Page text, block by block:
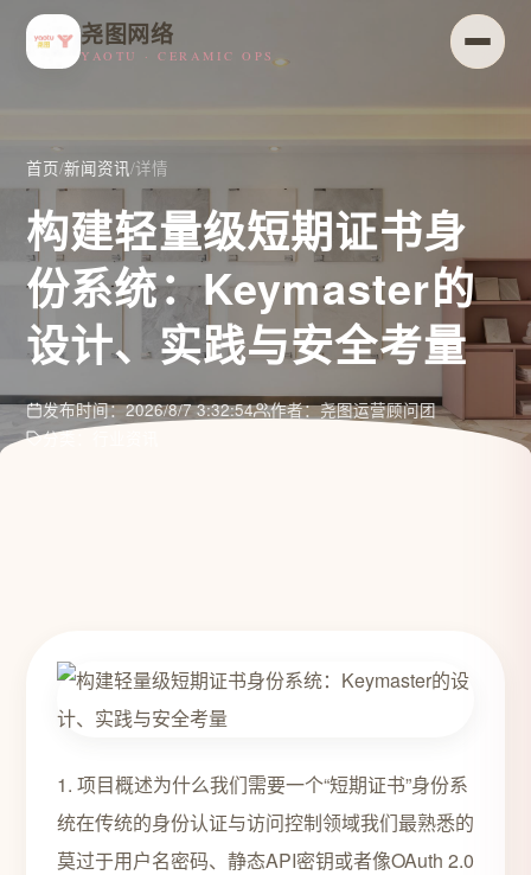
尧图网络
YAOTU · CERAMIC OPS
首页/新闻资讯/详情
构建轻量级短期证书身
份系统：Keymaster的
设计、实践与安全考量
发布时间：2026/8/7 3:32:54
作者：尧图运营顾问团
分类：行业资讯
1. 项目概述为什么我们需要一个“短期证书”身份系
统在传统的身份认证与访问控制领域我们最熟悉的
莫过于用户名密码、静态API密钥或者像OAuth 2.0